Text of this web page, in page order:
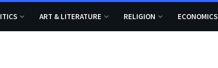
ART & LITERATURE RELIGION ECONOMICS